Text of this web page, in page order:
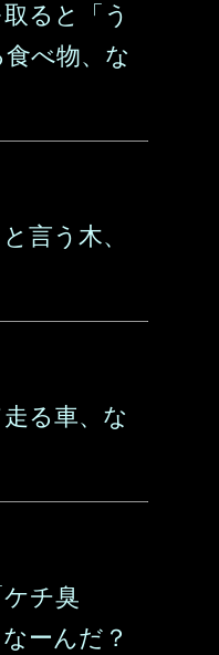
ると「う
べ物、な
言う木、
る車、な
チ臭
ーんだ？